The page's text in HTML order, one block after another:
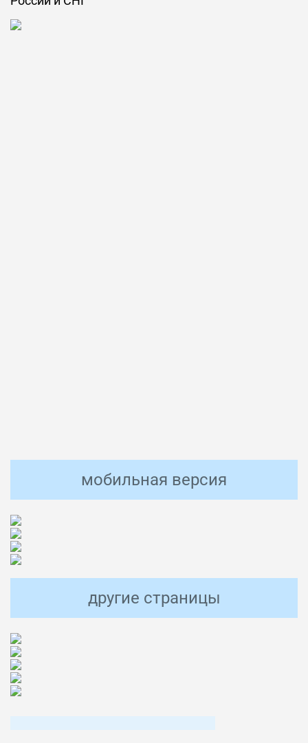
мобильная версия
другие страницы